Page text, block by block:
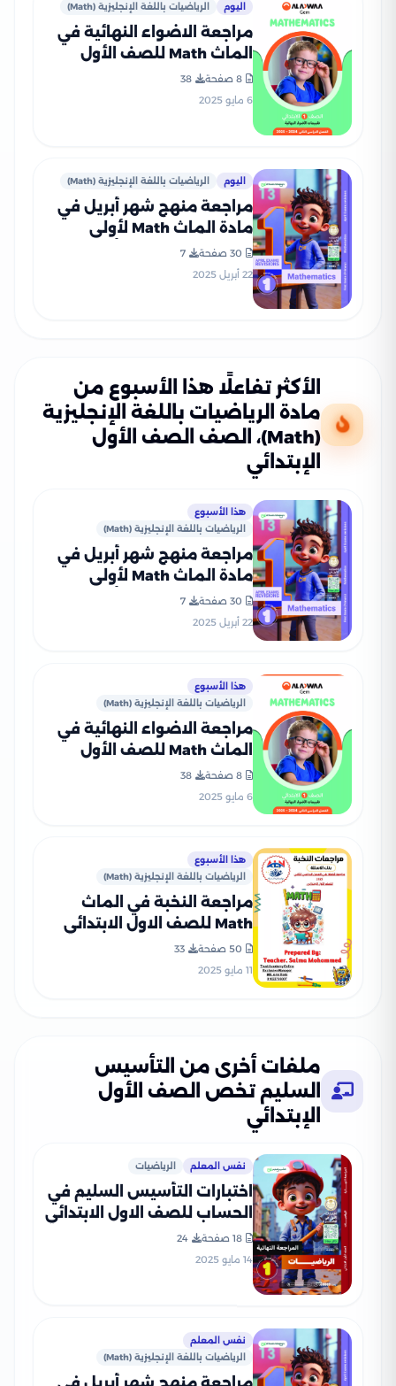
اليوم الرياضيات باللغة الإنجليزية (Math)
مراجعة الاضواء النهائية في
الماث Math للصف الأول
PDF بالاجابات
8 صفحة
38
6 مايو 2025
اليوم الرياضيات باللغة الإنجليزية (Math)
مراجعة منهج شهر أبريل في
مادة الماث Math لأولى
ابتدائي من كتاب التأسيس
السليم بصيغة PDF
30 صفحة
7
22 أبريل 2025
الأكثر تفاعلًا هذا الأسبوع من
مادة الرياضيات باللغة الإنجليزية
(Math)، الصف الصف الأول
الإبتدائي
هذا الأسبوع
الرياضيات باللغة الإنجليزية (Math)
مراجعة منهج شهر أبريل في
مادة الماث Math لأولى
ابتدائي من كتاب التأسيس
السليم بصيغة PDF
30 صفحة
7
22 أبريل 2025
هذا الأسبوع
الرياضيات باللغة الإنجليزية (Math)
مراجعة الاضواء النهائية في
الماث Math للصف الأول
PDF بالاجابات
8 صفحة
38
6 مايو 2025
هذا الأسبوع
الرياضيات باللغة الإنجليزية (Math)
مراجعة النخبة في الماث
Math للصف الاول الابتدائي
الترم الثاني PDF بالاجابات
50 صفحة
33
11 مايو 2025
ملفات أخرى من التأسيس
السليم تخص الصف الأول
الإبتدائي
نفس المعلم الرياضيات
اختبارات التأسيس السليم في
الحساب للصف الاول الابتدائي
PDF بالاجابات
18 صفحة
24
14 مايو 2025
نفس المعلم
الرياضيات باللغة الإنجليزية (Math)